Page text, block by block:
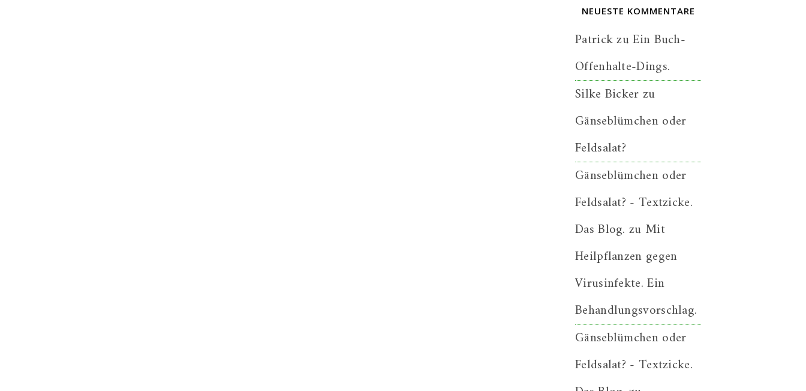
NEUESTE KOMMENTARE
PatrickzuEin Buch-
Offenhalte-Dings.
Silke Bickerzu
Gänseblümchen oder
Feldsalat?
Gänseblümchen oder
Feldsalat? - Textzicke.
Das Blog. zu Mit
Heilpflanzen gegen
Virusinfekte. Ein
Behandlungsvorschlag.
Gänseblümchen oder
Feldsalat? - Textzicke.